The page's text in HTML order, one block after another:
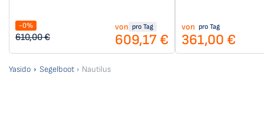
-0%
610,00 €
von pro Tag
609,17 €
von pro Tag
361,00 €
Yasido Segelboot Nautilus